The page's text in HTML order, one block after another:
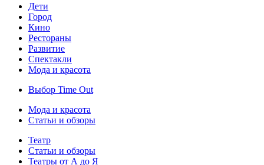
Дети
Город
Кино
Рестораны
Развитие
Спектакли
Мода и красота
Выбор Time Out
Мода и красота
Статьи и обзоры
Театр
Статьи и обзоры
Театры от А до Я